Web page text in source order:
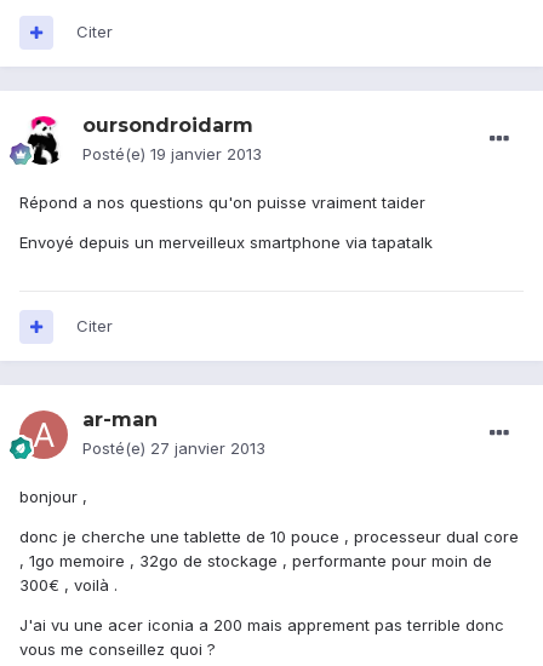
Citer
oursondroidarm
Posté(e) 19 janvier 2013
Répond a nos questions qu'on puisse vraiment taider
Envoyé depuis un merveilleux smartphone via tapatalk
Citer
ar-man
Posté(e) 27 janvier 2013
bonjour ,
donc je cherche une tablette de 10 pouce , processeur dual core
, 1go memoire , 32go de stockage , performante pour moin de
300€ , voilà .
J'ai vu une acer iconia a 200 mais apprement pas terrible donc
vous me conseillez quoi ?